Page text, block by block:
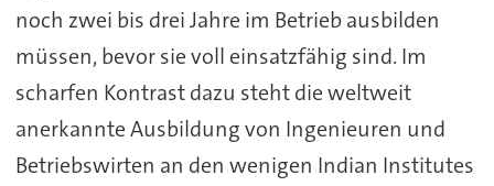
noch zwei bis drei Jahre im Betrieb ausbilden
müssen, bevor sie voll einsatzfähig sind. Im
scharfen Kontrast dazu steht die weltweit
anerkannte Ausbildung von Ingenieuren und
Betriebswirten an den wenigen Indian Institutes